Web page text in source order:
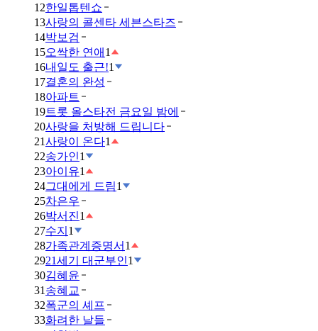
12한일톱텐쇼
13사랑의 콜센타 세븐스타즈
14박보검
15오싹한 연애 1
16내일도 출근!1
17결혼의 완성
18아파트
19트롯 올스타전 금요일 밤에
20사랑을 처방해 드립니다
21사랑이 온다1
22송가인1
23아이유1
24그대에게 드림1
25차은우
26박서진1
27수지 1
28가족관계증명서 1
2921세기 대군부인1
30김혜윤
31 송혜교
32폭군의 셰프
33화려한 날들